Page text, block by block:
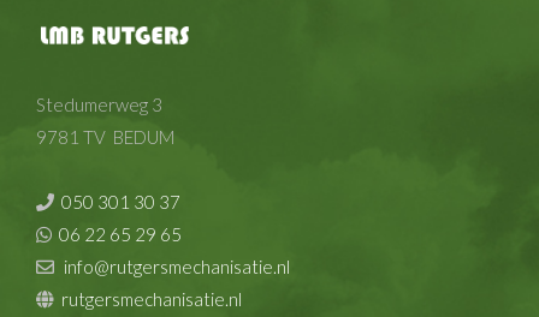
Stedumerweg 3
9781 TV BEDUM
050 301 30 37
06 22 65 29 65
info@rutgersmechanisatie.nl
rutgersmechanisatie.nl